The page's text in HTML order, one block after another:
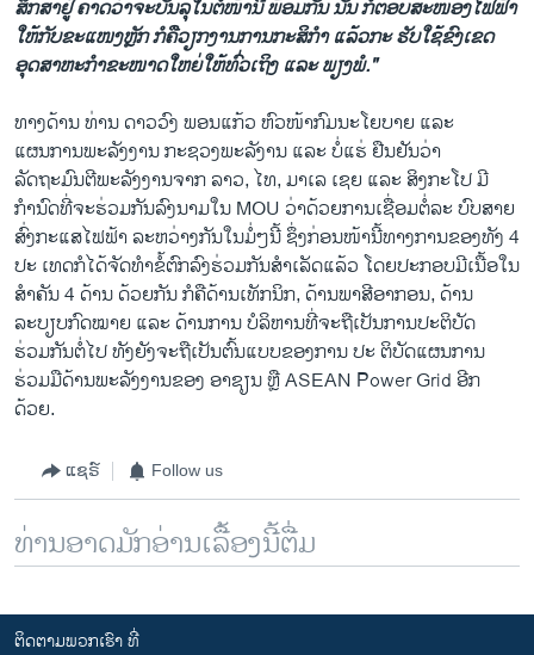
ສຶກສາຢູ່ ຄາດວ່າຈະບັນລຸໃນຕໍ່ໜ້ານີ້ ພ້ອມກັນ ນັ້ນ ກໍຕອບສະໜອງໄຟຟ້າ
ໃຫ້ກັບຂະແໜງຫຼັກ ກໍຄືວຽກງານການກະສິກຳ ແລ້ວກະ ຮັບໃຊ້ຂົງເຂດ
ອຸດສາຫະກຳຂະໜາດໃຫຍ່ໃຫ້ທົ່ວເຖິງ ແລະ ພຽງພໍ."
ທາງດ້ານ ທ່ານ ດາວວົງ ພອນແກ້ວ ຫົວໜ້າກົມນະໂຍບາຍ ແລະ
ແຜນການພະລັງງານ ກະຊວງພະລັງານ ແລະ ບໍ່ແຮ່ ຢືນຢັນວ່າ
ລັດຖະມົນຕີພະລັງງານຈາກ ລາວ, ໄທ, ມາເລ ເຊຍ ແລະ ສິງກະໂປ ມີ
ກຳນົດທີ່ຈະຮ່ວມກັນລົງນາມໃນ MOU ວ່າດ້ວຍການເຊື່ອມຕໍ່ລະ ບົບສາຍ
ສົ່ງກະແສໄຟຟ້າ ລະຫວ່າງກັນໃນມໍ່ໆນີ້ ຊຶ່ງກ່ອນໜ້ານີ້ທາງການຂອງທັງ 4
ປະ ເທດກໍໄດ້ຈັດທຳຂໍ້ຕົກລົງຮ່ວມກັນສຳເລັດແລ້ວ ໂດຍປະກອບມີເນື້ອໃນ
ສຳຄັນ 4 ດ້ານ ດ້ວຍກັນ ກໍຄືດ້ານເທັກນິກ, ດ້ານພາສີອາກອນ, ດ້ານ
ລະບຽບກົດໝາຍ ແລະ ດ້ານການ ບໍລິຫານທີ່ຈະຖືເປັນການປະຕິບັດ
ຮ່ວມກັນຕໍ່ໄປ ທັງຍັງຈະຖືເປັນຕົ້ນແບບຂອງການ ປະ ຕິບັດແຜນການ
ຮ່ວມມືດ້ານພະລັງງານຂອງ ອາຊຽນ ຫຼື ASEAN Power Grid ອີກ
ດ້ວຍ.
ແຊຣ໌ Follow us
ທ່ານອາດມັກອ່ານເລື້ອງນີ້ຕື່ມ
ຕິດຕາມພວກເຮົາ ທີ່